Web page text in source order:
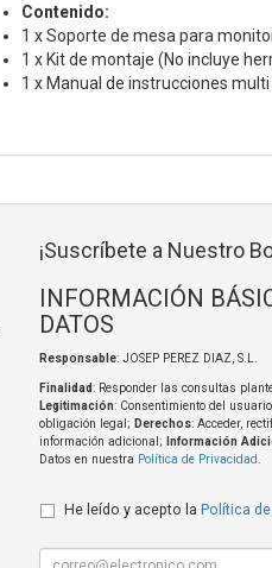
Contenido:
1 x Soporte de mesa para
1 x Kit de montaje (No incluye
1 x Manual de instrucciones
¡Suscríbete a Nuestro
INFORMACIÓN
DATOS
Responsable: JOSEP PEREZ DIAZ, S.L.
Finalidad: Responder las consultas
Legitimación: Consentimiento del
obligación legal; Derechos: Acceder,
información adicional;
Información
Datos en nuestra Política de Privacidad.
He leído y acepto la Política